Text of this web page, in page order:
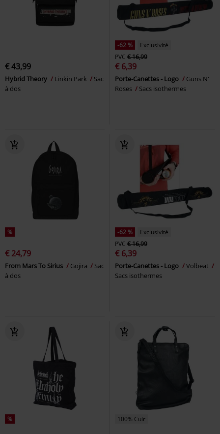
€ 43,99
Hybrid Theory Linkin Park
Sac
à dos
-62 %
Exclusivité
PVC € 16,99
€ 6,39
Porte-Canettes - Logo
Guns N'
Roses
Sacs isothermes
%
€ 24,79
From Mars To Sirius Gojira
Sac
à dos
-62 %
Exclusivité
PVC € 16,99
€ 6,39
Porte-Canettes - Logo
Volbeat
Sacs isothermes
% 100% Cuir